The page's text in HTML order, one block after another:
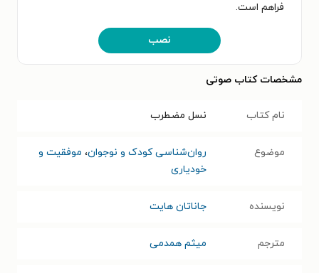
فراهم است.
نصب
مشخصات کتاب صوتی
نام کتاب نسل مضطرب
موضوع روان‌شناسی کودک و نوجوان، موفقیت و
خودیاری
نویسنده جاناتان هایت
مترجم میثم همدمی